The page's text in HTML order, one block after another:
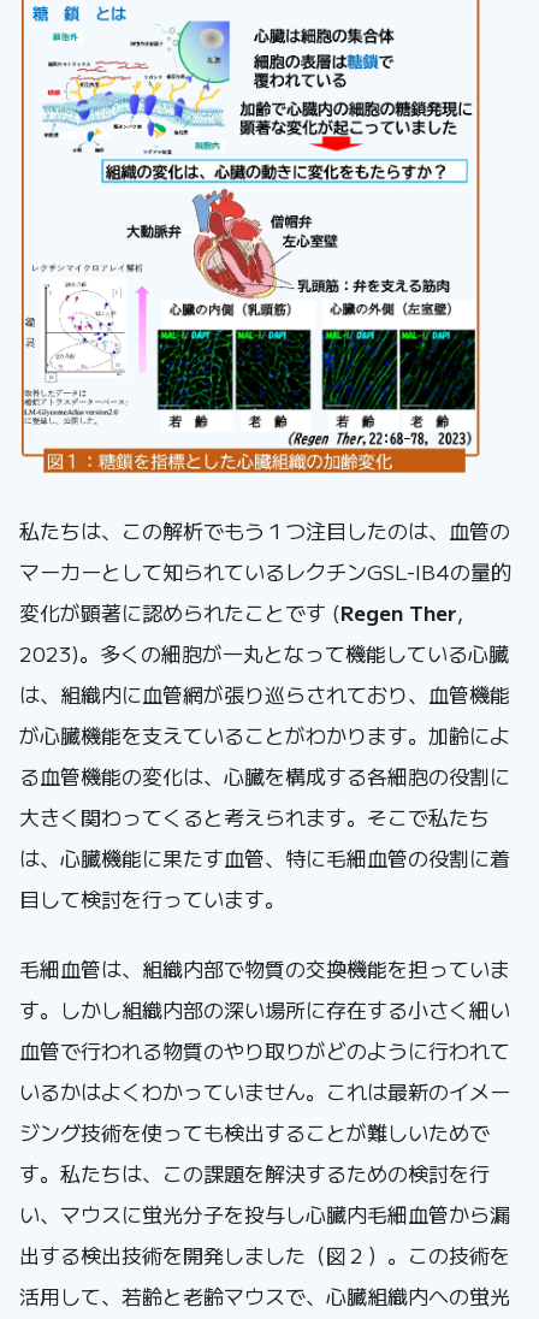
私たちは、この解析でもう１つ注目したのは、血管の
マーカーとして知られているレクチンGSL-IB4の量的
変化が顕著に認められたことです (Regen Ther,
2023)。多くの細胞が一丸となって機能している心臓
は、組織内に血管網が張り巡らされており、血管機能
が心臓機能を支えていることがわかります。加齢によ
る血管機能の変化は、心臓を構成する各細胞の役割に
大きく関わってくると考えられます。そこで私たち
は、心臓機能に果たす血管、特に毛細血管の役割に着
目して検討を行っています。
毛細血管は、組織内部で物質の交換機能を担っていま
す。しかし組織内部の深い場所に存在する小さく細い
血管で行われる物質のやり取りがどのように行われて
いるかはよくわかっていません。これは最新のイメー
ジング技術を使っても検出することが難しいためで
す。私たちは、この課題を解決するための検討を行
い、マウスに蛍光分子を投与し心臓内毛細血管から漏
出する検出技術を開発しました（図２）。この技術を
活用して、若齢と老齢マウスで、心臓組織内への蛍光